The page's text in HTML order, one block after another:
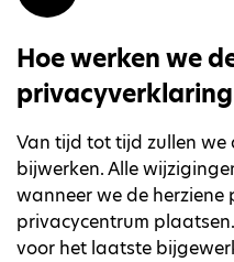
Hoe werken we
Van tijd tot tijd zullen
bijwerken. Alle
wanneer we de
privacycentrum
voor het laatste